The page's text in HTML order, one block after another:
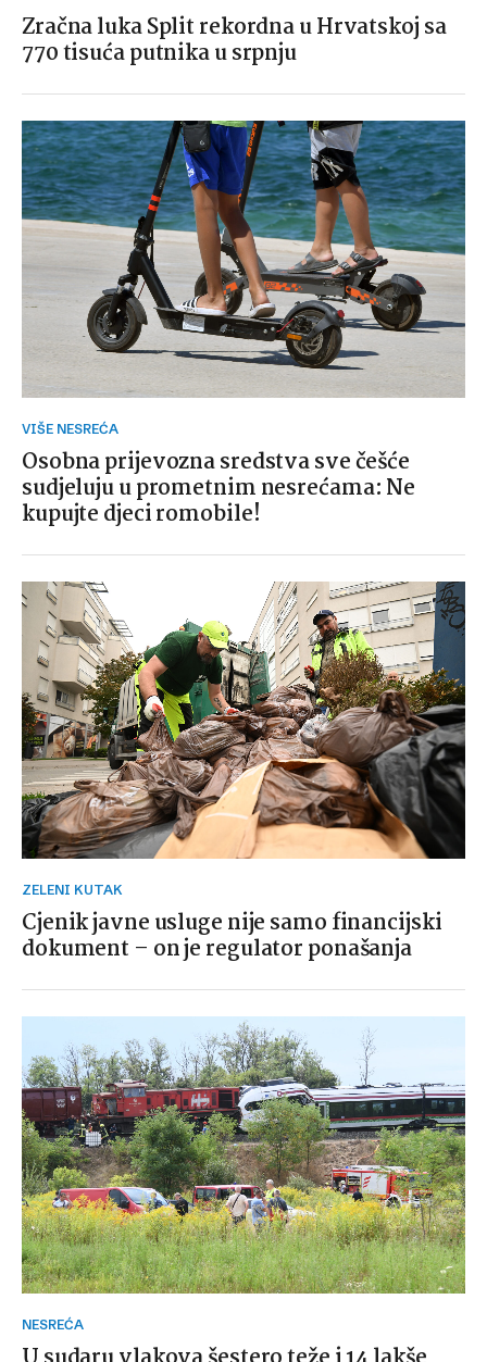
Zračna luka Split rekordna u Hrvatskoj sa
770 tisuća putnika u srpnju
VIŠE NESREĆA
Osobna prijevozna sredstva sve češće
sudjeluju u prometnim nesrećama: Ne
kupujte djeci romobile!
ZELENI KUTAK
Cjenik javne usluge nije samo financijski
dokument – on je regulator ponašanja
NESREĆA